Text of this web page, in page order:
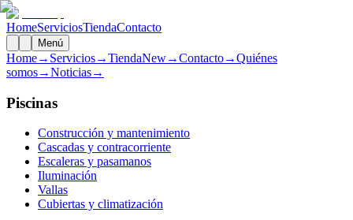
HomeServiciosTiendaContacto
Menú
Home→ Servicios→TiendaNew→Contacto→Quiénes
somos→Noticias→
Piscinas
Construcción y mantenimiento
Cascadas y contracorriente
Escaleras y pasamanos
Iluminación
Vallas
Cubiertas y climatización